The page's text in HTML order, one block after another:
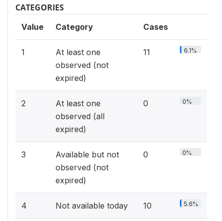
CATEGORIES
Value Category Cases
1
At least one
observed (not
expired)
11 6.1%
2
At least one
observed (all
expired)
0 0%
3
Available but not
observed (not
expired)
0 0%
4 Not available today 10 5.6%